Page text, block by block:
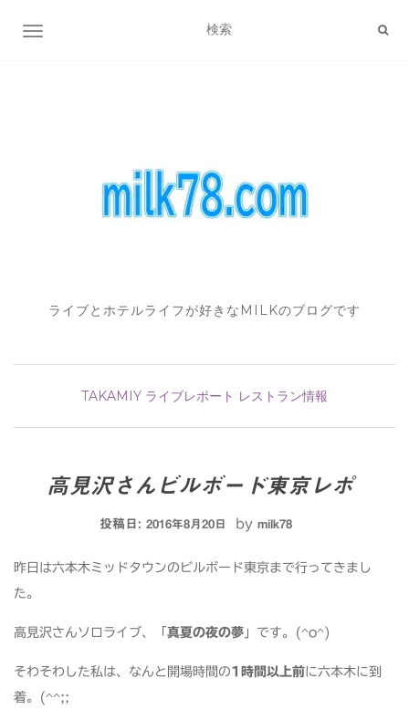
ナビゲーション切り替え
ライブとホテルライフが好きなMILKのブログです
TAKAMIY ライブレポート レストラン情報
高見沢さんビルボード東京レポ
投稿日: 2016年8月20日 by milk78
昨日は六本木ミッドタウンのビルボード東京まで行ってきまし
た。
高見沢さんソロライブ、「 真夏の夜の夢 」です。(^o^)
そわそわした私は、なんと開場時間の1時間以上前に六本木に到
着。(^^;;